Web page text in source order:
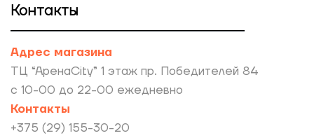
Контакты
Адрес магазина
ТЦ “АренаCity” 1 этаж пр. Победителей 84
с 10-00 до 22-00 ежедневно
Контакты
+375 (29) 155-30-20